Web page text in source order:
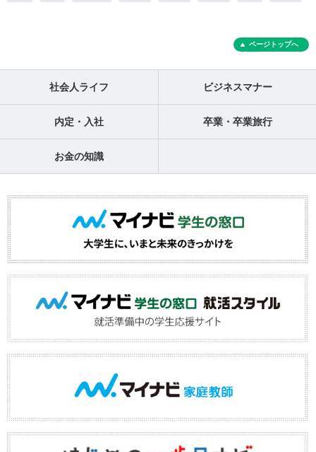
ページトップへ
社会人ライフ ビジネスマナー
内定・入社 卒業・卒業旅行
お金の知識